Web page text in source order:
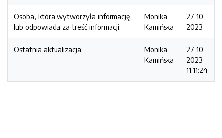
Osoba, która wytworzyła informację
lub odpowiada za treść informacji:
Monika
Kamińska
27-10-
2023
Ostatnia aktualizacja:
Monika
Kamińska
27-10-
2023
11:11:24